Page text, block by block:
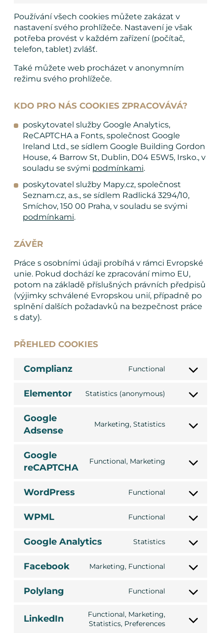
Používání všech cookies můžete zakázat v
nastavení svého prohlížeče. Nastavení je však
potřeba provést v každém zařízení (počítač,
telefon, tablet) zvlášť.
Také můžete web procházet v anonymním
režimu svého prohlížeče.
KDO PRO NÁS COOKIES ZPRACOVÁVÁ?
poskytovatel služby Google Analytics,
ReCAPTCHA a Fonts, společnost Google
Ireland Ltd., se sídlem Google Building Gordon
House, 4 Barrow St, Dublin, D04 E5W5, Irsko., v
souladu se svými podmínkami.
poskytovatel služby Mapy.cz, společnost
Seznam.cz, a.s., se sídlem Radlická 3294/10,
Smíchov, 150 00 Praha, v souladu se svými
podmínkami.
ZÁVĚR
Práce s osobními údaji probíhá v rámci Evropské
unie. Pokud dochází ke zpracování mimo EU,
potom na základě příslušných právních předpisů
(výjimky schválené Evropskou unií, případně po
splnění dalších požadavků na bezpečnost práce
s daty).
PŘEHLED COOKIES
Complianz Functional
Consent
service
Elementor Statistics (anonymous)
Consent
elementor
Google
Adsense
Marketing, Statistics
Consent
google-
Google
reCAPTCHA
Functional, Marketing
Consent
google-
WordPress Functional
Consent
service
WPML Functional
Consent
service
Google Analytics Statistics
Consent
service
analytics
Facebook Marketing, Functional
Consent
service
Polylang Functional
Consent
service
LinkedIn
Functional, Marketing,
Statistics, Preferences
Consent